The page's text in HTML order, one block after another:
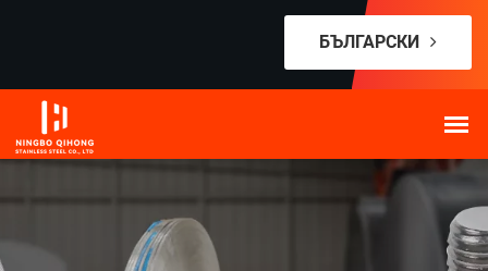
БЪЛГАРСКИ